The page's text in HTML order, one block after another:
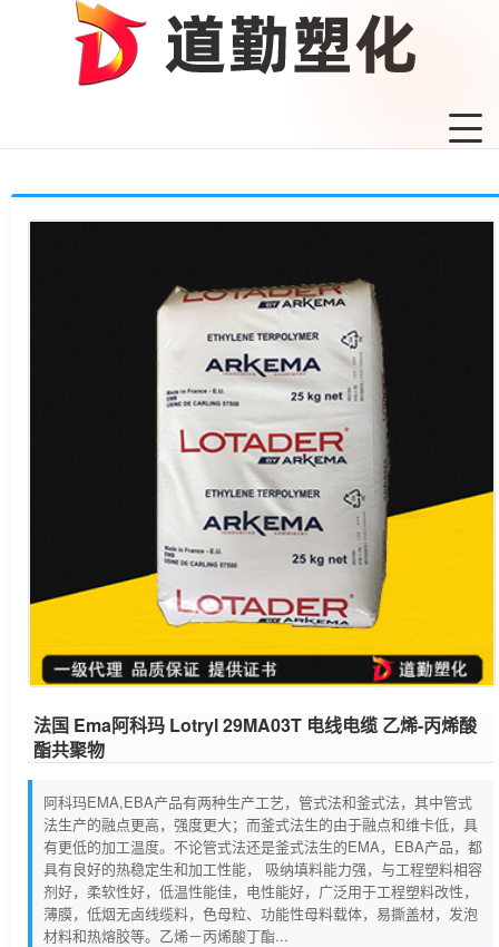
法国 Ema阿科玛 Lotryl 29MA03T 电线电缆 乙烯-丙烯酸
酯共聚物
阿科玛EMA,EBA产品有两种生产工艺，管式法和釜式法，其中管式
法生产的融点更高，强度更大；而釜式法生的由于融点和维卡低，具
有更低的加工温度。不论管式法还是釜式法生的EMA，EBA产品，都
具有良好的热稳定生和加工性能， 吸纳填料能力强，与工程塑料相容
剂好，柔软性好，低温性能佳，电性能好，广泛用于工程塑料改性，
薄膜，低烟无卤线缆料，色母粒、功能性母料载体，易撕盖材，发泡
材料和热熔胶等。乙烯－丙烯酸丁酯...